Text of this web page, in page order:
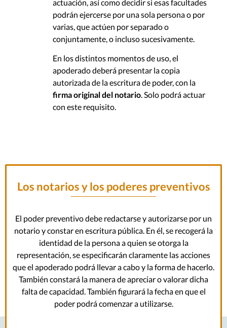
actuación, así como decidir si esas facultades
podrán ejercerse por una sola persona o por
varias, que actúen por separado o
conjuntamente, o incluso sucesivamente.
En los distintos momentos de uso, el
apoderado deberá presentar la copia
autorizada de la escritura de poder, con la
firma original del notario. Solo podrá actuar
con este requisito.
Los notarios y los poderes preventivos
El poder preventivo debe redactarse y autorizarse por un
notario y constar en escritura pública. En él, se recogerá la
identidad de la persona a quien se otorga la
representación, se especificarán claramente las acciones
que el apoderado podrá llevar a cabo y la forma de hacerlo.
También constará la manera de apreciar o valorar dicha
falta de capacidad. También figurará la fecha en que el
poder podrá comenzar a utilizarse.